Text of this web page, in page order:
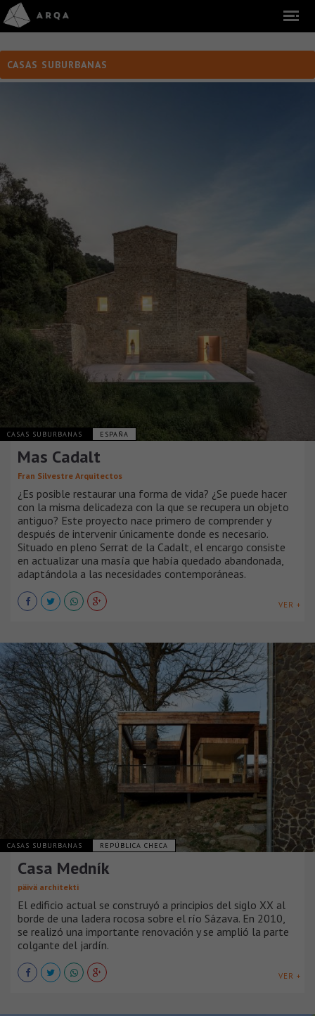
CASAS SUBURBANAS
CASAS SUBURBANAS ESPAÑA
Mas Cadalt
Fran Silvestre Arquitectos
¿Es posible restaurar una forma de vida? ¿Se puede hacer
con la misma delicadeza con la que se recupera un objeto
antiguo? Este proyecto nace primero de comprender y
después de intervenir únicamente donde es necesario.
Situado en pleno Serrat de la Cadalt, el encargo consiste
en actualizar una masía que había quedado abandonada,
adaptándola a las necesidades contemporáneas.
VER +
CASAS SUBURBANAS REPÚBLICA CHECA
Casa Medník
päivä architekti
El edificio actual se construyó a principios del siglo XX al
borde de una ladera rocosa sobre el río Sázava. En 2010,
se realizó una importante renovación y se amplió la parte
colgante del jardín.
VER +